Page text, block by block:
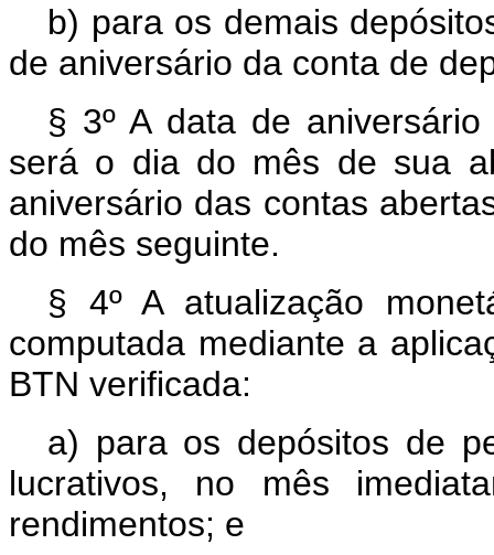
b) para os demais
de aniversário da conta de
§ 3º A data de
será o dia do mês de sua
aniversário das contas
do mês seguinte.
§ 4º A atualização
computada mediante a
BTN verificada:
a) para os depósitos de
lucrativos, no mês
rendimentos; e